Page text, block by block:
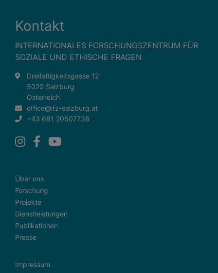
Kontakt
INTERNATIONALES FORSCHUNGSZENTRUM FÜR
SOZIALE UND ETHISCHE FRAGEN
Dreifaltigkeitsgasse 12
5020 Salzburg
Österreich
office@ifz-salzburg.at
+43 681 20507738
Über uns
Forschung
Projekte
Dienstleistungen
Publikationen
Presse
Impressum